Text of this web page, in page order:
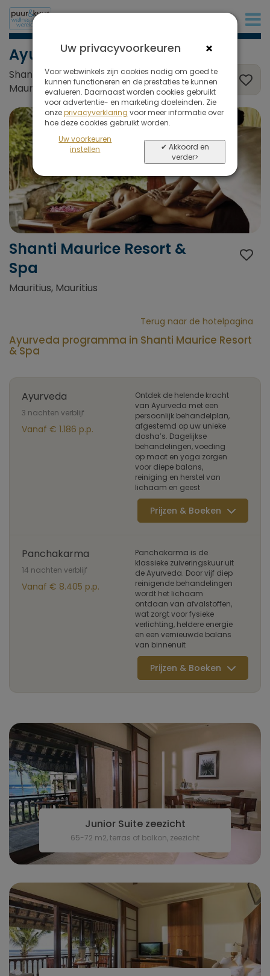
Ayurveda
Shanti Maurice Resort & Spa, Mauritius,
Mauritius
Shanti Maurice Resort &
Spa
Mauritius, Mauritius
Terug naar de hotelpagina
Ayurveda programma in Shanti Maurice Resort
& Spa
Ayurveda
3 nachten verblijf
Vanaf € 1.186 p.p.
Ontdek de helende kracht
van Ayurveda met een
persoonlijk behandelplan,
afgestemd op uw unieke
dosha’s. Dagelijkse
behandelingen, voeding
op maat en yoga zorgen
voor diepe balans,
reiniging en herstel van
lichaam en geest
Prijzen & Boeken
Panchakarma
14 nachten verblijf
Vanaf € 8.405 p.p.
Panchakarma is de
klassieke zuiveringskuur uit
de Ayurveda. Door vijf diep
reinigende behandelingen
wordt het lichaam
ontdaan van afvalstoffen,
wat zorgt voor fysieke
verlichting, heldere energie
en een vernieuwde balans
van binnenuit
Prijzen & Boeken
Junior Suite zeezicht
65-72 m2, terras of balkon, zeezicht
×
Uw privacyvoorkeuren
Voor webwinkels zijn cookies nodig om goed te
kunnen functioneren en de prestaties te kunnen
evalueren. Daarnaast worden cookies gebruikt
voor advertentie- en marketing doeleinden. Zie
onzeprivacyverklaring voor meer informatie over
hoe deze cookies gebruikt worden.
Uw voorkeuren
instellen
✔ Akkoord en
verder>